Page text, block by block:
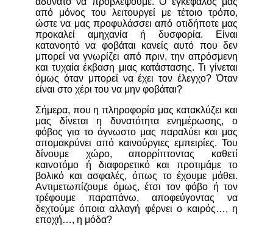
από μόνος του λειτουργεί με τέτοιο τρόπο,
ώστε να μας προφυλάσσει από οτιδήποτε μας
προκαλεί αμηχανία ή δυσφορία. Είναι
κατανοητό να φοβάται κανείς αυτό που δεν
μπορεί να γνωρίζει από πριν, την απρόσμενη
και τυχαία έκβαση μιας κατάστασης. Τι γίνεται
όμως όταν μπορεί να έχει τον έλεγχο? Όταν
είναι στο χέρι του να μην φοβάται?
Σήμερα, που η πληροφορία μας κατακλύζει και
μας δίνεται η δυνατότητα ενημέρωσης, ο
φόβος για το άγνωστο μας παραλύει και μας
απομακρύνει από καινούργιες εμπειρίες. Του
δίνουμε χώρο, απορρίπτοντας καθετί
καινοτόμο ή διαφορετικό και προτιμάμε το
βολικό και ασφαλές, όπως το έχουμε μάθει.
Αντιμετωπίζουμε όμως, έτσι τον φόβο ή τον
τρέφουμε παραπάνω, αποφεύγοντας να
δεχτούμε όποια αλλαγή φέρνει ο καιρός…, η
εποχή…, η μόδα?